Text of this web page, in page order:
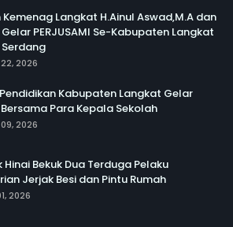
Kemenag Langkat H.Ainul Aswad,M.A dan
Gelar PERJUSAMI Se-Kabupaten Langkat
Serdang
2026
Kabupaten Langkat Gelar
Para Kepala Sekolah
2026
Hinai Bekuk Dua Terduga Pelaku
Jerjak Besi dan Pintu Rumah
2026